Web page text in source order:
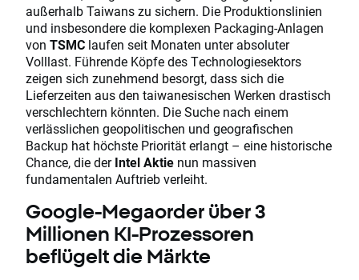
außerhalb Taiwans zu sichern. Die Produktionslinien
und insbesondere die komplexen Packaging-Anlagen
von TSMC laufen seit Monaten unter absoluter
Volllast. Führende Köpfe des Technologiesektors
zeigen sich zunehmend besorgt, dass sich die
Lieferzeiten aus den taiwanesischen Werken drastisch
verschlechtern könnten. Die Suche nach einem
verlässlichen geopolitischen und geografischen
Backup hat höchste Priorität erlangt – eine historische
Chance, die derIntel Aktie nun massiven
fundamentalen Auftrieb verleiht.
Google-Megaorder über 3
Millionen KI-Prozessoren
beflügelt die Märkte